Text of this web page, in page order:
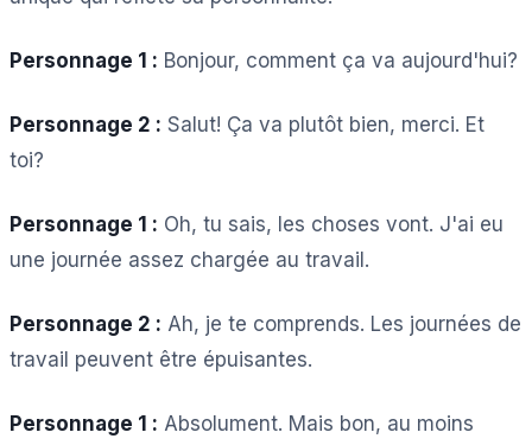
Personnage 1 : Bonjour, comment ça va aujourd'hui?
Personnage 2 : Salut! Ça va plutôt bien, merci. Et
toi?
Personnage 1 : Oh, tu sais, les choses vont. J'ai eu
une journée assez chargée au travail.
Personnage 2 : Ah, je te comprends. Les journées de
travail peuvent être épuisantes.
Personnage 1 : Absolument. Mais bon, au moins